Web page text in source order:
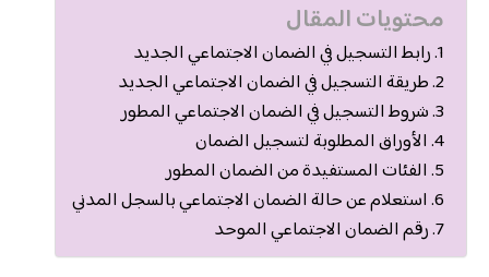
محتويات المقال
رابط التسجيل في الضمان الاجتماعي الجديد
طريقة التسجيل في الضمان الاجتماعي الجديد
شروط التسجيل في الضمان الاجتماعي المطور
الأوراق المطلوبة لتسجيل الضمان
الفئات المستفيدة من الضمان المطور
استعلام عن حالة الضمان الاجتماعي بالسجل المدني
رقم الضمان الاجتماعي الموحد